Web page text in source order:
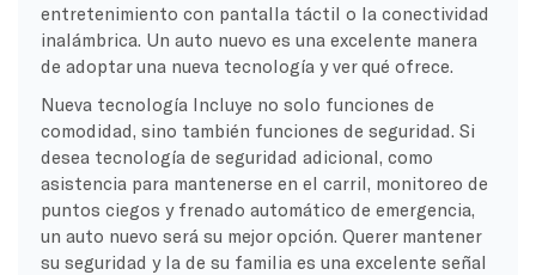
entretenimiento con pantalla táctil o la conectividad
inalámbrica. Un auto nuevo es una excelente manera
de adoptar una nueva tecnología y ver qué ofrece.
Nueva tecnología Incluye no solo funciones de
comodidad, sino también funciones de seguridad. Si
desea tecnología de seguridad adicional, como
asistencia para mantenerse en el carril, monitoreo de
puntos ciegos y frenado automático de emergencia,
un auto nuevo será su mejor opción. Querer mantener
su seguridad y la de su familia es una excelente señal